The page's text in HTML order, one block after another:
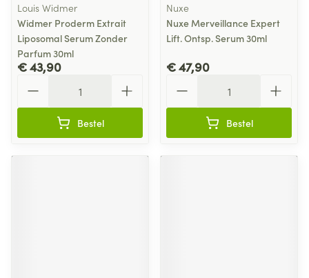
Louis Widmer
Widmer Proderm Extrait
Liposomal Serum Zonder
Parfum 30ml
€ 43,90
Bestel
Nuxe
Nuxe Merveillance Expert
Lift. Ontsp. Serum 30ml
€ 47,90
Bestel